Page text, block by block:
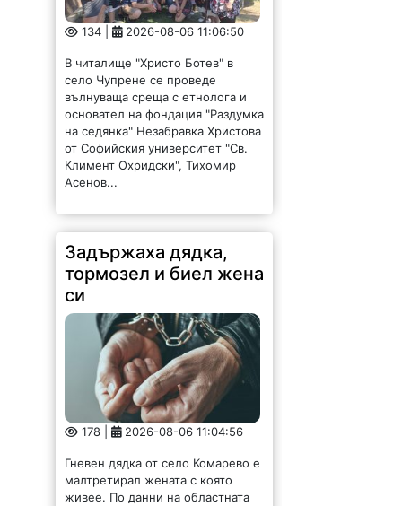
134 | 2026-08-06 11:06:50
В читалище "Христо Ботев" в
село Чупрене се проведе
вълнуваща среща с етнолога и
основател на фондация "Раздумка
на седянка" Незабравка Христова
от Софийския университет "Св.
Климент Охридски", Тихомир
Асенов...
Задържаха дядка,
тормозел и биел жена
си
178 | 2026-08-06 11:04:56
Гневен дядка от село Комарево е
малтретирал жената с която
живее. По данни на областната